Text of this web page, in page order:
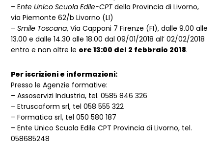
– Ente Unico Scuola Edile-CPT della Provincia di Livorno,
via Piemonte 62/b Livorno (LI)
–Smile Toscana, Via Capponi 7 Firenze (FI), dalle 9.00 alle
13.00 e dalle 14.30 alle 18.00 dal 09/01/2018 all’ 02/02/2018
entro e non oltre le ore 13:00 del 2 febbraio 2018.
Per iscrizioni e informazioni:
Presso le Agenzie formative:
– Assoservizi Industria, tel. 0585 846 326
– Etruscaform srl, tel 058 555 322
– Formatica srl, tel 050 580 187
– Ente Unico Scuola Edile CPT Provincia di Livorno, tel.
058685248